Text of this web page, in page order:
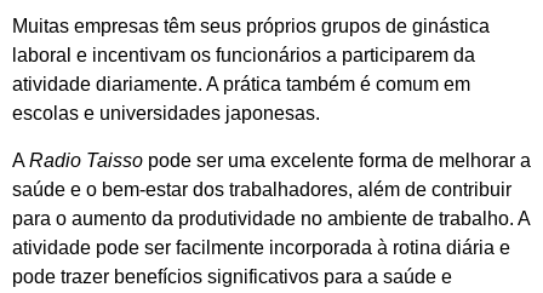
Muitas empresas têm seus próprios grupos de ginástica
laboral e incentivam os funcionários a participarem da
atividade diariamente. A prática também é comum em
escolas e universidades japonesas.
ARadio Taisso pode ser uma excelente forma de melhorar a
saúde e o bem-estar dos trabalhadores, além de contribuir
para o aumento da produtividade no ambiente de trabalho. A
atividade pode ser facilmente incorporada à rotina diária e
pode trazer benefícios significativos para a saúde e